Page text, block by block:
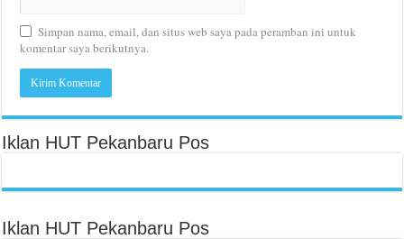
Simpan nama, email, dan situs web saya pada peramban ini untuk
komentar saya berikutnya.
Iklan HUT Pekanbaru Pos
Iklan HUT Pekanbaru Pos